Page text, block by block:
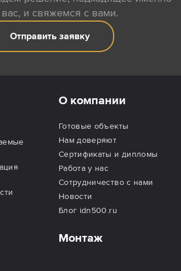
и свяжемся с вами.
Отправить заявку
О компании
Готовые объекты
Нам доверяют
Сертификаты и дипломы
Работа у нас
Сотрудничество с нами
Новости
Блог idn500.ru
Монтаж